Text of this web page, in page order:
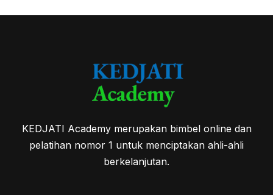
KEDJATI Academy merupakan bimbel online dan
pelatihan nomor 1 untuk menciptakan ahli-ahli
berkelanjutan.